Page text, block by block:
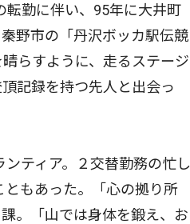
勤に伴い、95年に大井町
野市の「丹沢ボッカ駅伝競
らすように、走るステージ
記録を持つ先人と出会っ
ティア。２交替勤務の忙し
もあった。「心の拠り所
。「山では身体を鍛え、お